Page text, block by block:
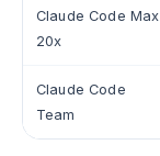
Claude Code Max
20x
Claude Code
Team